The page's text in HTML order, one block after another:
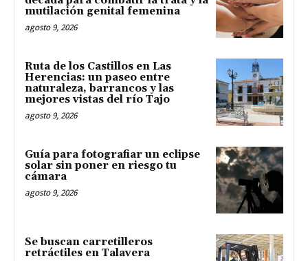
mutilación genital femenina
agosto 9, 2026
Ruta de los Castillos en Las
Herencias: un paseo entre
naturaleza, barrancos y las
mejores vistas del río Tajo
agosto 9, 2026
Guía para fotografiar un eclipse
solar sin poner en riesgo tu
cámara
agosto 9, 2026
Se buscan carretilleros
retráctiles en Talavera